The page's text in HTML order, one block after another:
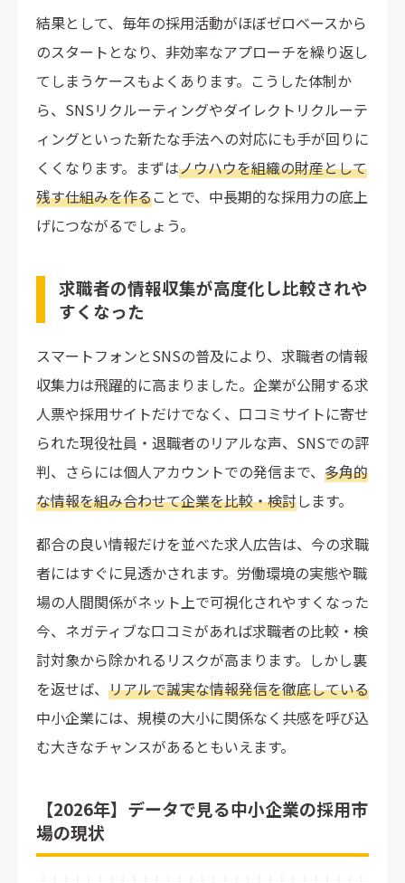
結果として、毎年の採用活動がほぼゼロベースから
のスタートとなり、非効率なアプローチを繰り返し
てしまうケースもよくあります。こうした体制か
ら、SNSリクルーティングやダイレクトリクルーテ
ィングといった新たな手法への対応にも手が回りに
くくなります。まずはノウハウを組織の財産として
残す仕組みを作ることで、中長期的な採用力の底上
げにつながるでしょう。
求職者の情報収集が高度化し比較されや
すくなった
スマートフォンとSNSの普及により、求職者の情報
収集力は飛躍的に高まりました。企業が公開する求
人票や採用サイトだけでなく、口コミサイトに寄せ
られた現役社員・退職者のリアルな声、SNSでの評
判、さらには個人アカウントでの発信まで、 多角的
な情報を組み合わせて企業を比較・検討します。
都合の良い情報だけを並べた求人広告は、今の求職
者にはすぐに見透かされます。労働環境の実態や職
場の人間関係がネット上で可視化されやすくなった
今、ネガティブな口コミがあれば求職者の比較・検
討対象から除かれるリスクが高まります。しかし裏
を返せば、 リアルで誠実な情報発信を徹底している
中小企業には、規模の大小に関係なく共感を呼び込
む大きなチャンスがあるともいえます。
【2026年】データで見る中小企業の採用市
場の現状